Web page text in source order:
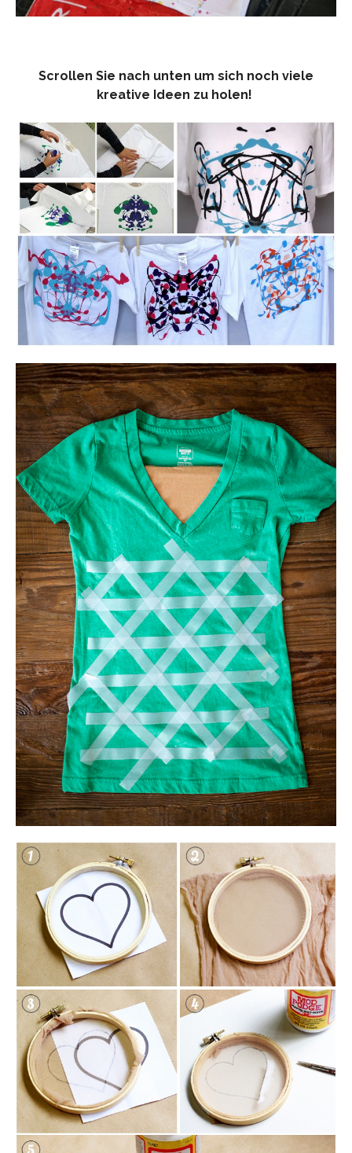
Scrollen Sie nach unten um sich noch viele
kreative Ideen zu holen!